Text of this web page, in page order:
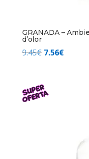
GRANADA –
d’olor
9.45€ El
era:
7.56€El